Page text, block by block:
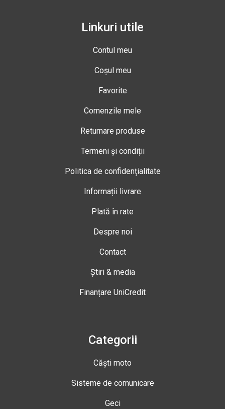
Linkuri utile
Contul meu
Coșul meu
Favorite
Comenzile mele
Returnare produse
Termeni și condiții
Politica de confidențialitate
Informații livrare
Plată în rate
Despre noi
Contact
Știri & media
Finanțare UniCredit
Categorii
Căști moto
Sisteme de comunicare
Geci